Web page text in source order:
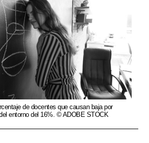
de docentes que causan baja por
entorno del 16%. © ADOBE STOCK